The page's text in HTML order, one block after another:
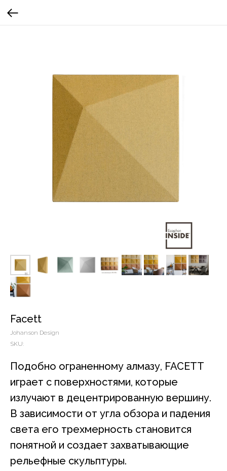
Facett
Johanson Design
SKU:
Подобно ограненному алмазу, FACETT
играет с поверхностями, которые
излучают в децентрированную вершину.
В зависимости от угла обзора и падения
света его трехмерность становится
понятной и создает захватывающие
рельефные скульптуры.